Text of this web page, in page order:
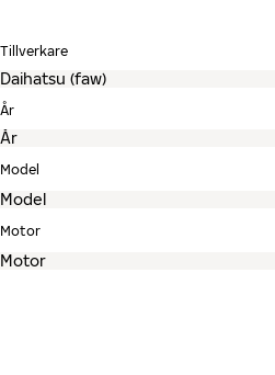
Tillverkare
År
Model
Motor